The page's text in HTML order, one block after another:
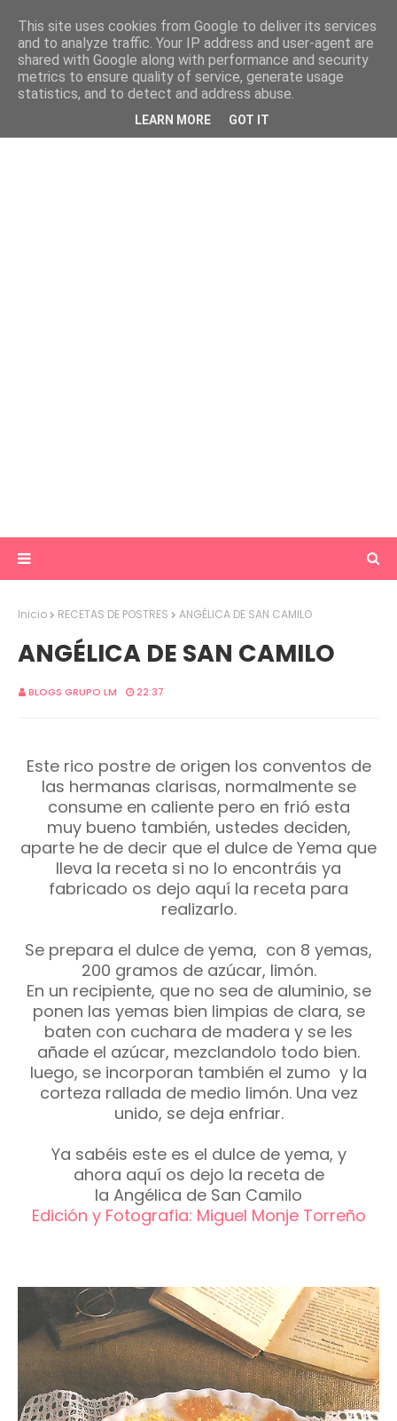
Inicio RECETAS DE POSTRES ANGÉLICA DE SAN CAMILO
ANGÉLICA DE SAN CAMILO
BLOGS GRUPO LM 22:37
Este rico postre de origen los conventos de
las hermanas clarisas, normalmente se
consume en caliente pero en frió esta
muy bueno también, ustedes deciden,
aparte he de decir que el dulce de Yema que
lleva la receta si no lo encontráis ya
fabricado os dejo aquí la receta para
realizarlo.
Se prepara el dulce de yema, con 8 yemas,
200 gramos de azúcar, limón.
En un recipiente, que no sea de aluminio, se
ponen las yemas bien limpias de clara, se
baten con cuchara de madera y se les
añade el azúcar, mezclandolo todo bien.
luego, se incorporan también el zumo y la
corteza rallada de medio limón. Una vez
unido, se deja enfriar.
Ya sabéis este es el dulce de yema, y
ahora aquí os dejo la receta de
la Angélica de San Camilo
Edición y Fotografia: Miguel Monje Torreño
This site uses cookies from Google to deliver its services
and to analyze traffic. Your IP address and user-agent are
shared with Google along with performance and security
metrics to ensure quality of service, generate usage
statistics, and to detect and address abuse.
LEARN MORE GOT IT